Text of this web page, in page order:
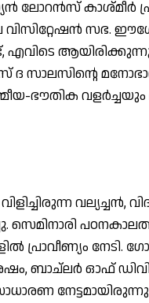
ലോറന്‍സ് കാശ്മീര്‍
സഭ. ഈശോ
എവിടെ
സാലസിന്റെ
ഭൗതിക വളര്‍ച്ചയും
വല്യച്ചന്‍,
സെമിനാരി
പ്രാവീണ്യം നേടി.
ബാച്ലര്‍ ഓഫ്
നേട്ടമായിരുന്നു.